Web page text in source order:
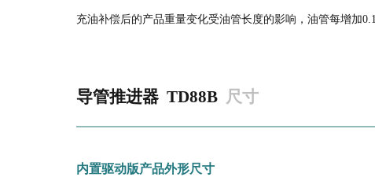
充油补偿后的产品重量变化受油管长度的影响，油管每增加
导管推进器 TD88B 尺寸
内置驱动版产品外形尺寸